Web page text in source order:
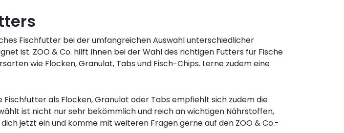
Fischfutter bei der umfangreichen Auswahl unterschiedlicher
ist. ZOO & Co. hilft Ihnen bei der Wahl des richtigen Futters für Fische
wie Flocken, Granulat, Tabs und Fisch-Chips. Lerne zudem eine
als Flocken, Granulat oder Tabs empfiehlt sich zudem die
ist nicht nur sehr bekömmlich und reich an wichtigen Nährstoffen,
jetzt ein und komme mit weiteren Fragen gerne auf den ZOO & Co.-